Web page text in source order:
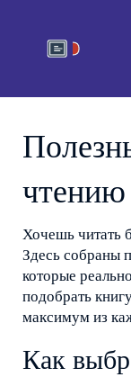
чтению
Хочешь читать
Здесь собраны
которые
подобрать
максимум из
Как